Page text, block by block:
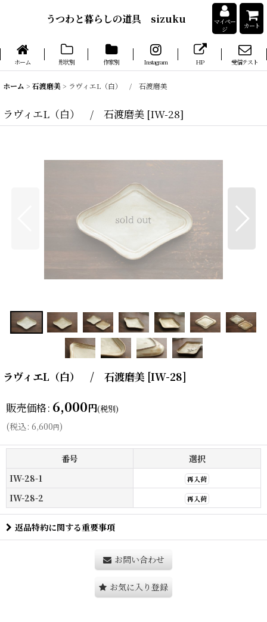
うつわと暮らしの道具 sizuku
マイペー
ジ
カート
ホーム 形状別 作家別 Instagram HP 受信テスト
ホーム > 石渡磨美> ラヴィエL（白） / 石渡磨美
ラヴィエL（白） / 石渡磨美 [IW-28]
ラヴィエL（白） / 石渡磨美 [IW-28]
販売価格: 6,000円(税別)
(税込: 6,600円)
番号
選択
IW-28-1
再入荷
IW-28-2 再入荷
返品特約に関する重要事項
お問い合わせ
お気に入り登録